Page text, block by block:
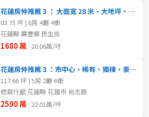
花蓮房仲推薦 3 ： 大面寬 28 米、大地坪、綠意環繞、屋況佳
83.75 坪 | 6房 4廳 4衛
花蓮縣 壽豐鄉 民生街
1680 萬 20.06萬/坪
花蓮房仲推薦 3 ：市中心、稀有、獨棟、豪華、美崙山公園旁、四面採光、
117.66 坪 | 5房 2廳 6衛
總裁行館 花蓮縣 花蓮市 尚志路
2590 萬 22.01萬/坪